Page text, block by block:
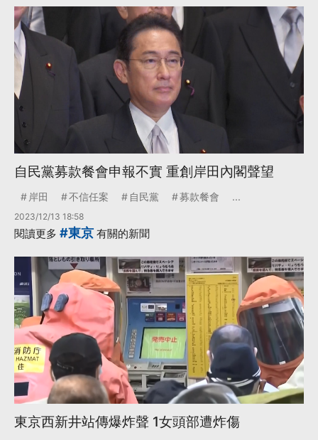
自民黨募款餐會申報不實 重創岸田內閣聲望
岸田 不信任案 自民黨 募款餐會 ...
2023/12/13 18:58
閱讀更多 #東京 有關的新聞
東京西新井站傳爆炸聲 1女頭部遭炸傷